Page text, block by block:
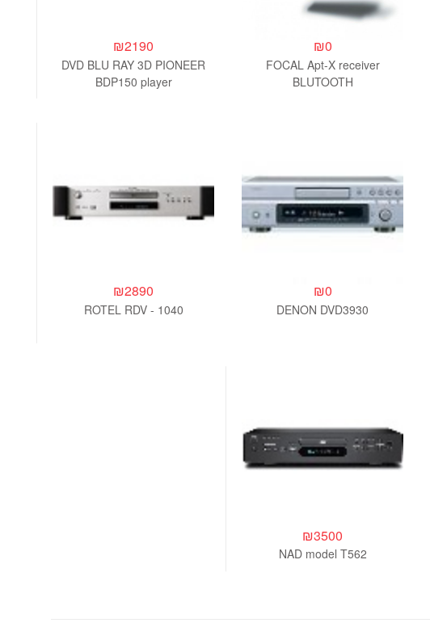
₪0
FOCAL Apt-X receiver
BLUTOOTH
₪2190
DVD BLU RAY 3D PIONEER
BDP150 player
₪0
DENON DVD3930
₪2890
ROTEL RDV - 1040
₪3500
NAD model T562